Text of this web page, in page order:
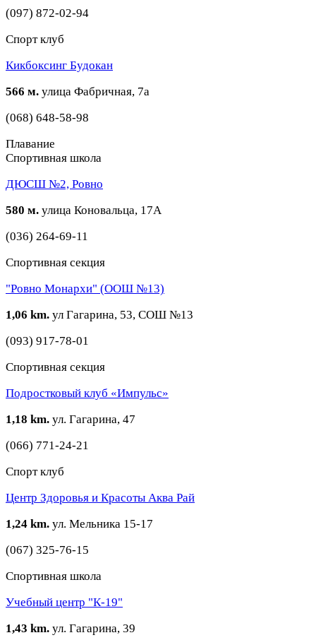
(097) 872-02-94
Спорт клуб
Кикбоксинг Будокан
566 м. улица Фабричная, 7а
(068) 648-58-98
Плавание
Спортивная школа
ДЮСШ №2, Ровно
580 м. улица Коновальца, 17А
(036) 264-69-11
Спортивная секция
"Ровно Монархи" (ООШ №13)
1,06 km. ул Гагарина, 53, СОШ №13
(093) 917-78-01
Спортивная секция
Подростковый клуб «Импульс»
1,18 km. ул. Гагарина, 47
(066) 771-24-21
Спорт клуб
Центр Здоровья и Красоты Аква Рай
1,24 km. ул. Мельника 15-17
(067) 325-76-15
Спортивная школа
Учебный центр "К-19"
1,43 km. ул. Гагарина, 39